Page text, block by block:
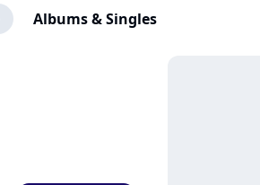
Albums & Singles